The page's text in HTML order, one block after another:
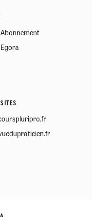
Abonnement
Egora